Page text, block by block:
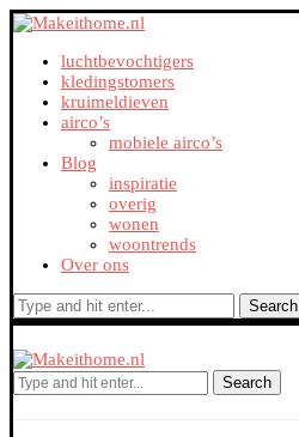
luchtbevochtigers
kledingstomers
kruimeldieven
airco’s
mobiele airco’s
Blog
inspiratie
overig
wonen
woontrends
Over ons
Search
Search